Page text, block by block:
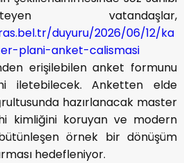
vatandaşlar,
duyuru/2026/06/12/ka
plani-anket-calismasi
erişilebilen anket formunu
iletebilecek. Anketten elde
hazırlanacak master
kimliğini koruyan ve modern
örnek bir dönüşüm
hedefleniyor.